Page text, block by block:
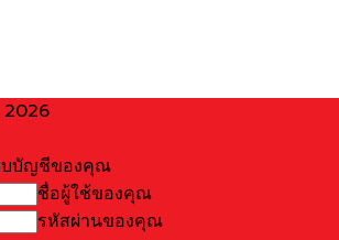
2026
บบัญชีของคุณ
ชื่อผู้ใช้ของคุณ
รหัสผ่านของคุณ